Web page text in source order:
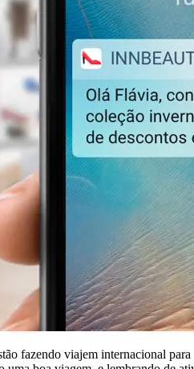
fazendo viajem internacional